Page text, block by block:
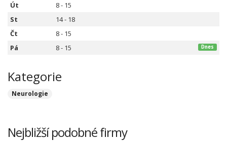
Út
8 - 15
St
14 - 18
Čt
8 - 15
Pá
8 - 15 Dnes
Kategorie
Neurologie
Nejbližší podobné firmy